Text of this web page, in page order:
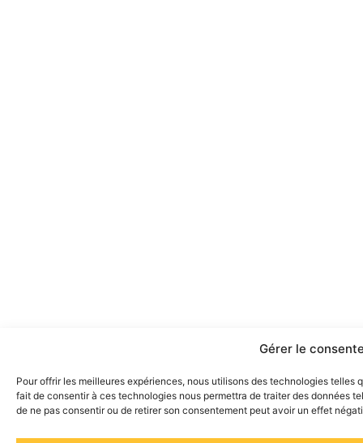
Gérer le
Pour offrir les meilleures expériences, nous utilisons des technologies
fait de consentir à ces technologies nous permettra de traiter des données
de ne pas consentir ou de retirer son consentement peut avoir un effet